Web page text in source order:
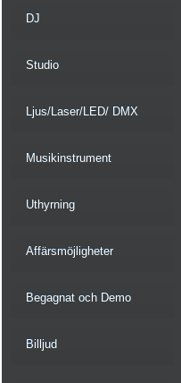
DJ
Studio
Ljus/Laser/LED/ DMX
Musikinstrument
Uthyrning
Affärsmöjligheter
Begagnat och Demo
Billjud